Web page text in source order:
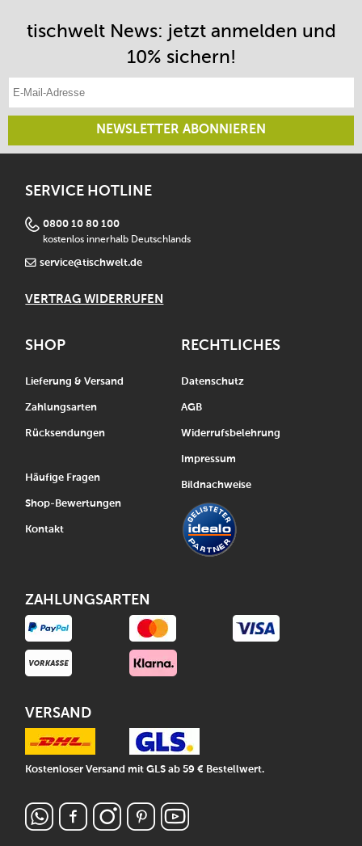
tischwelt News: jetzt anmelden und
10% sichern!
NEWSLETTER ABONNIEREN
SERVICE HOTLINE
0800 10 80 100
kostenlos innerhalb Deutschlands
service@tischwelt.de
VERTRAG WIDERRUFEN
SHOP
Lieferung & Versand
Zahlungsarten
Rücksendungen
Häufige Fragen
Shop-Bewertungen
Kontakt
RECHTLICHES
Datenschutz
AGB
Widerrufsbelehrung
Impressum
Bildnachweise
ZAHLUNGSARTEN
VERSAND
Kostenloser Versand mit GLS ab 59 € Bestellwert.